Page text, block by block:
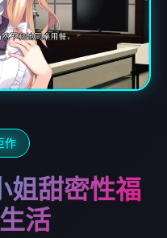
作
姐甜密性福
活